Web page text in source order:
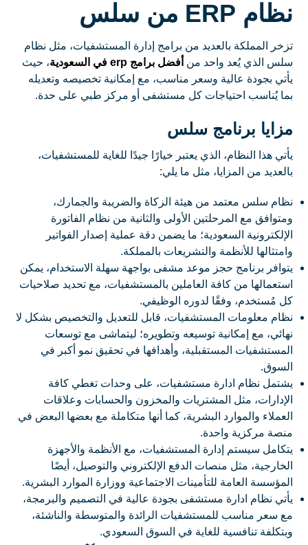
نظام ERP من سلس
تزخر المملكة بالعديد من برامج إدارة المستشفيات، مثل نظام
سلس الذي يُعد واحد من أفضل برامج erp في السعودية
، حيث
يأتي بجودة عالية وسعر مناسب، مع إمكانية تخصيصه وتعديله
بما يُناسب احتياجات كل مستشفى أو مركز طبي على حدة.
مزايا برنامج سلس
يأتي هذا النظام، الذي يعتبر خيارًا جيدًا للغاية للمستشفيات،
بالعديد من المزايا، مثل ما يلي:
نظام سلس معتمد من هيئة الزكاة والضريبة والجمارك،
ومتوافق مع المرحلتين الأولى والثانية من نظام الفاتورة
الإلكترونية السعودية؛ ما يضمن دقة عملية إصدار الفواتير
وامتثالها للأنظمة والتشريعات بالمملكة.
يتوافر برنامج حجز موعد مشفى بواجهة سهلة الاستخدام، يمكن
استعمالها من كافة العاملين بالمستشفيات، مع تحديد صلاحيات
كل مُستخدم، وفقًا لدوره الوظيفي.
نظام معلومات المستشفيات، قابل للتعديل والتخصيص بشكل لا
نهائي، مع إمكانية توسيعه وتطويره؛ ليتماشى مع توسعات
المستشفيات المستقبلية، وأهدافها في تحقيق نمو أكبر في
السوق.
يشتمل نظام ادارة مستشفيات، على وحدات تغطي كافة
الإدارات، مثل المشتريات والمخزون والحسابات وعلاقات
العملاء والموارد البشرية، كما أنها متكاملة مع بعضها البعض في
منصة مركزية واحدة.
يتكامل سيستم إدارة المستشفيات، مع الأنظمة والأجهزة
الخارجية، مثل منصات الدفع الإلكتروني والتوصيل، أيضًا
المؤسسة العامة للتأمينات الاجتماعية ووزارة الموارد البشرية.
يأتي نظام ادارة مستشفى بجودة عالية في التصميم والبرمجة،
مع سعر مناسب للمستشفيات الرائدة والمتوسطة والناشئة،
وبتكلفة تنافسية للغاية في السوق السعودي.